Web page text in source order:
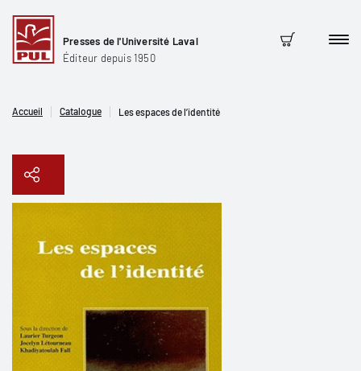
Presses de l'Université Laval
Éditeur depuis 1950
Panier
Accueil Catalogue Les espaces de l’identité